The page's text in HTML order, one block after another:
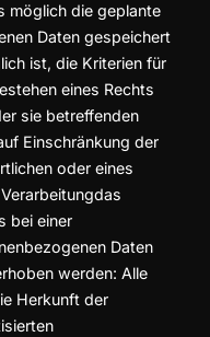
möglich die geplante
Daten gespeichert
ist, die Kriterien für
eines Rechts
sie betreffenden
Einschränkung der
oder eines
bei einer
Daten
werden: Alle
Herkunft der